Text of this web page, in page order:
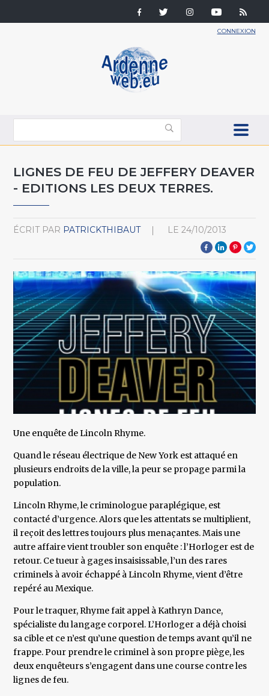
CONNEXION
LIGNES DE FEU DE JEFFERY DEAVER
- EDITIONS LES DEUX TERRES.
ÉCRIT PAR PATRICKTHIBAUT LE 24/10/2013
Une enquête de Lincoln Rhyme.
Quand le réseau électrique de New York est attaqué en
plusieurs endroits de la ville, la peur se propage parmi la
population.
Lincoln Rhyme, le criminologue paraplégique, est
contacté d’urgence. Alors que les attentats se multiplient,
il reçoit des lettres toujours plus menaçantes. Mais une
autre affaire vient troubler son enquête : l’Horloger est de
retour. Ce tueur à gages insaisissable, l’un des rares
criminels à avoir échappé à Lincoln Rhyme, vient d’être
repéré au Mexique.
Pour le traquer, Rhyme fait appel à Kathryn Dance,
spécialiste du langage corporel. L’Horloger a déjà choisi
sa cible et ce n’est qu’une question de temps avant qu’il ne
frappe. Pour prendre le criminel à son propre piège, les
deux enquêteurs s’engagent dans une course contre les
lignes de feu.